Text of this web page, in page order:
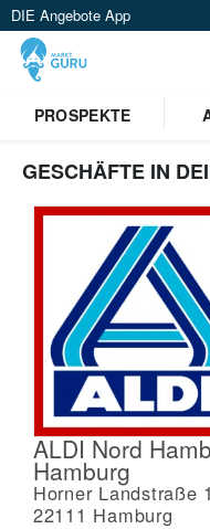
DIE Angebote App
PROSPEKTE
GESCHÄFTE IN
ALDI Nord
Hamburg
Horner Landstraße
22111 Hamburg